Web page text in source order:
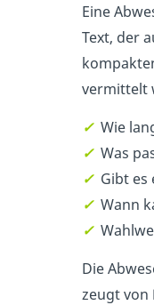
Eine
Text, der
vermittelt
✓ Wie
✓ Was
✓ Gibt es
✓ Wann
✓
Die
zeugt von